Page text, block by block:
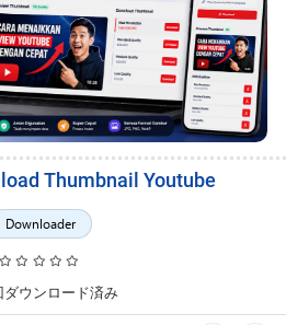
Thumbnail Youtube
Downloader
ダウンロード済み